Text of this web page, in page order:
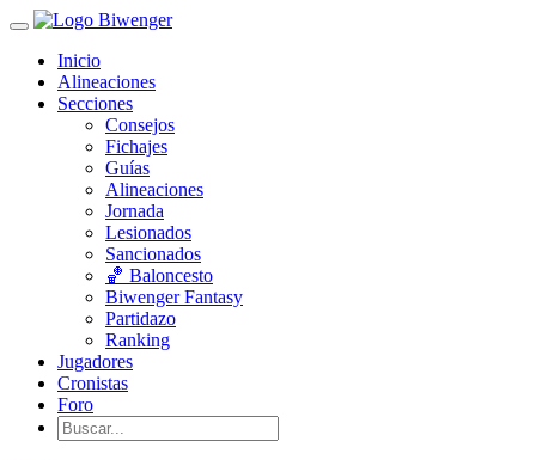
Inicio
Alineaciones
Secciones
Consejos
Fichajes
Guías
Alineaciones
Jornada
Lesionados
Sancionados
🏀 Baloncesto
Biwenger Fantasy
Partidazo
Ranking
Jugadores
Cronistas
Foro